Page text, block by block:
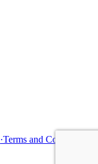
·Terms and Confitions